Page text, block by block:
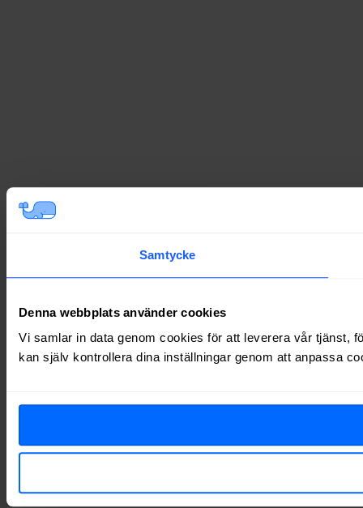
Samtycke
Denna webbplats använder cookies
Vi samlar in data genom cookies för att leverera vår tjänst,
kan själv kontrollera dina inställningar genom att anpassa